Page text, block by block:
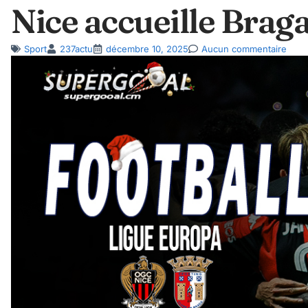
Nice accueille
Sport 237actu décembre 10, 2025 Aucun commentaire